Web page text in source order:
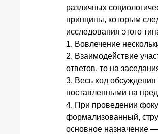
различных
принципы, которым
исследования этого
1. Вовлечение
2. Взаимодействие
ответов, то на
3. Весь ход
поставленными на
4. При проведении
формализованный,
основное назначение